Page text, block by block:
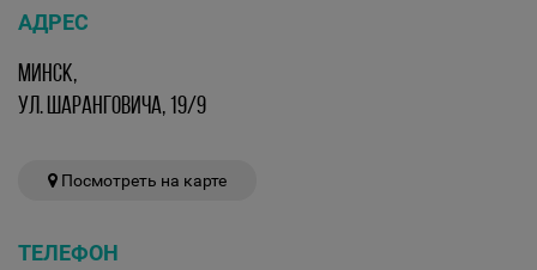
АДРЕС
МИНСК,
УЛ. ШАРАНГОВИЧА, 19/9
Посмотреть на карте
ТЕЛЕФОН